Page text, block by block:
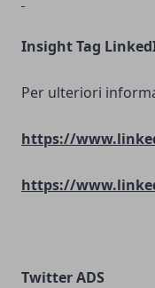
Insight Tag
Per ulteriori
https://
https://
Twitter ADS